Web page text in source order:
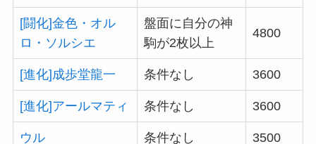
[闘化]金色・オル
ロ・ソルシエ
盤面に自分の神
駒が2枚以上
4800
[進化]成歩堂龍一 条件なし 3600
[進化]アールマティ 条件なし 3600
ウル 条件なし 3500